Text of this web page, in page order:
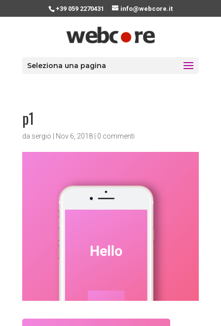
+39 059 2270431 info@webcore.it
Seleziona una pagina
p1
da sergio Nov 6, 2018| 0 commenti